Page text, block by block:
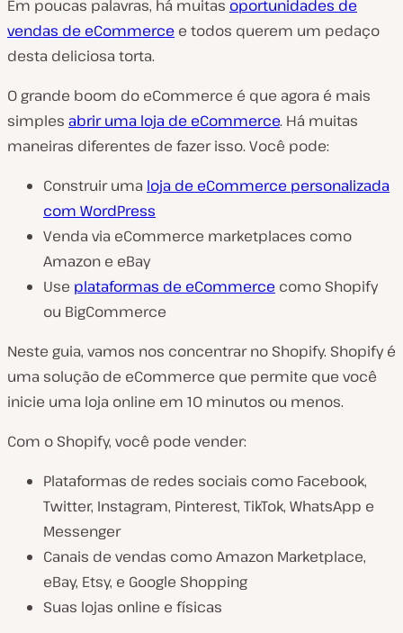
Em poucas palavras, há muitas oportunidades de
vendas de eCommerce e todos querem um pedaço
desta deliciosa torta.
O grande boom do eCommerce é que agora é mais
simples abrir uma loja de eCommerce. Há muitas
maneiras diferentes de fazer isso. Você pode:
Construir uma loja de eCommerce personalizada
com WordPress
Venda via eCommerce marketplaces como
Amazon e eBay
Use plataformas de eCommerce como Shopify
ou BigCommerce
Neste guia, vamos nos concentrar no Shopify. Shopify é
uma solução de eCommerce que permite que você
inicie uma loja online em 10 minutos ou menos.
Com o Shopify, você pode vender:
Plataformas de redes sociais como Facebook,
Twitter, Instagram, Pinterest, TikTok, WhatsApp e
Messenger
Canais de vendas como Amazon Marketplace,
eBay, Etsy, e Google Shopping
Suas lojas online e físicas